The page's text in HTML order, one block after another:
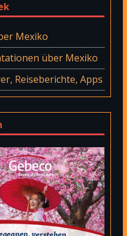
Mexiko
über Mexiko
Reiseberichte, Apps